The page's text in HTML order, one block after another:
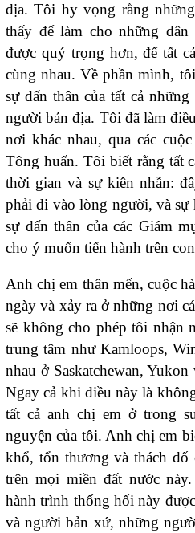
địa. Tôi hy vọng rằng
thấy để làm cho những
được quý trọng hơn, để tất
cùng nhau. Về phần mình,
sự dấn thân của tất cả
người bản địa. Tôi đã làm
nơi khác nhau, qua các
Tông huấn. Tôi biết rằng tất
thời gian và sự kiên nhẫn:
phải đi vào lòng người, và sự
sự dấn thân của các Giám
cho ý muốn tiến hành trên
Anh chị em thân mến, cuộc
ngày và xảy ra ở những nơi
sẽ không cho phép tôi nhận
trung tâm như Kamloops,
nhau ở Saskatchewan,
Ngay cả khi điều này là
tất cả anh chị em ở trong
nguyện của tôi. Anh chị em
khổ, tổn thương và thách đố
trên mọi miền đất nước
hành trình thống hối này
và người bản xứ, những